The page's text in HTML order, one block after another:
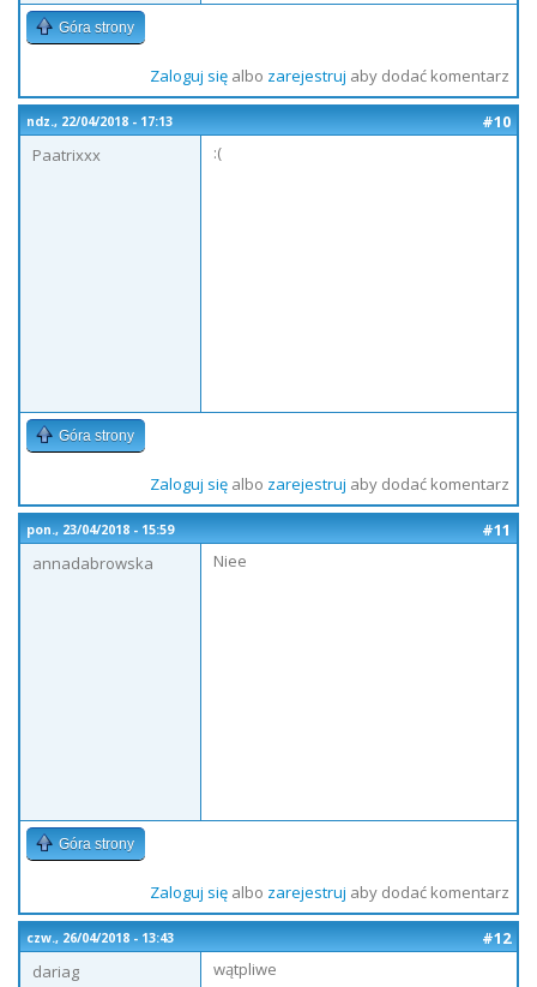
Góra strony
Zaloguj sięalbo zarejestruj aby dodać komentarz
ndz., 22/04/2018 - 17:13
#10
Paatrixxx
:(
Góra strony
Zaloguj sięalbo zarejestruj aby dodać komentarz
pon., 23/04/2018 - 15:59
#11
annadabrowska
Niee
Góra strony
Zaloguj sięalbo zarejestruj aby dodać komentarz
czw., 26/04/2018 - 13:43
#12
dariag
wątpliwe